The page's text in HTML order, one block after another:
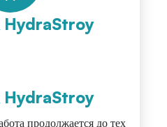
HydraStroy
HydraStroy
продолжается до тех